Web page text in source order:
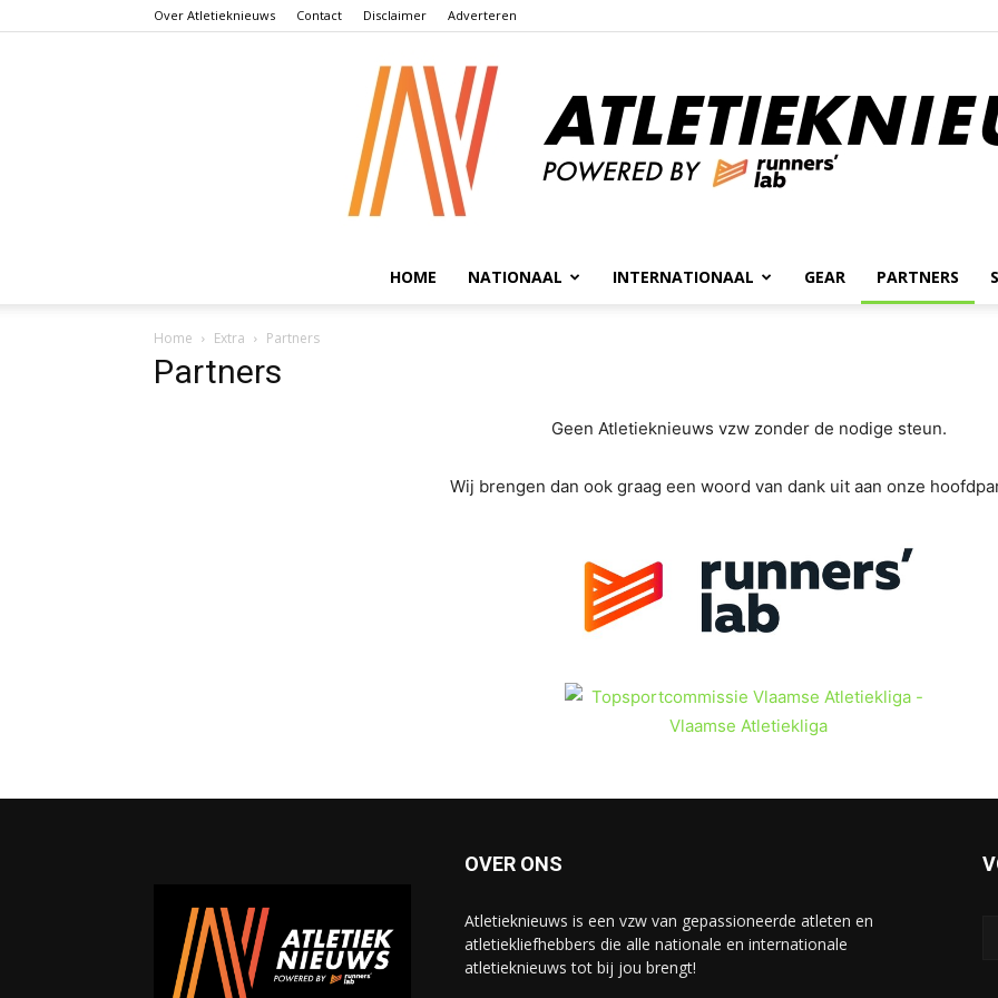
Over Atletieknieuws Contact Disclaimer Adverteren
HOME NATIONAAL INTERNATIONAAL GEAR PARTNERS
Home Extra Partners
Partners
Geen Atletieknieuws vzw zonder de nodige steun.
Wij brengen dan ook graag een woord van dank uit aan onze
OVER ONS
Atletieknieuws is een vzw van gepassioneerde atleten en
atletiekliefhebbers die alle nationale en internationale
atletieknieuws tot bij jou brengt!